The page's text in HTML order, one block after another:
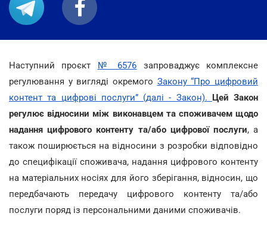
Наступний проєкт № 6576 запроваджує комплексне
регулювання у вигляді окремого Закону “Про цифровий
контент та цифрові послуги” (далі - Закон). Цей Закон
регулює відносини між виконавцем та споживачем щодо
надання цифрового контенту та/або цифрової послуги, а
також поширюється на відносини з розробки відповідно
до специфікації споживача, надання цифрового контенту
на матеріальних носіях для його зберігання, відносин, що
передбачають передачу цифрового контенту та/або
послуги поряд із персональними даними споживачів.